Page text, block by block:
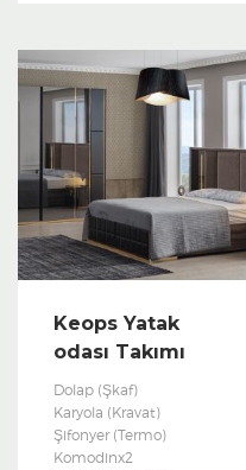
Keops Yatak
odası Takımı
Dolap (Şkaf)
Karyola (Kravat)
Şifonyer (Termo)
Komodinx2